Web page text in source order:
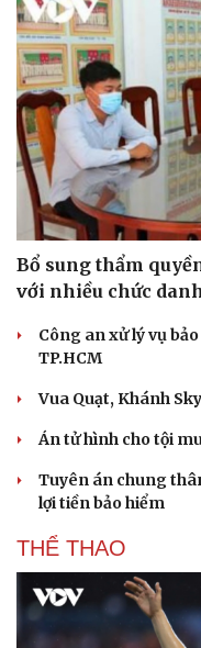
Sân khấu - Điện ảnh
Văn học
Âm nhạc
Di sản
Bổ sung thẩm
với nhiều chức danh
Công an xử lý vụ
TP.HCM
Vua Quạt, Khánh
Án tử hình cho tội
Tuyên án chung
lợi tiền bảo hiểm
THỂ THAO